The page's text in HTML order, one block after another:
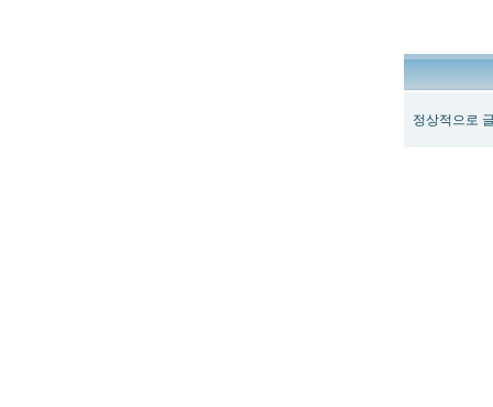
정상적으로